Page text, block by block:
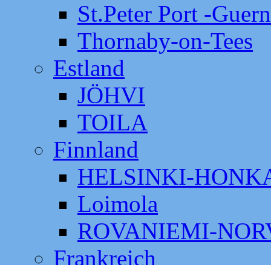
St.Peter Port -
Thornaby-on-Tees
Estland
JÖHVI
TOILA
Finnland
HELSINKI-
Loimola
ROVANIEMI-
Frankreich